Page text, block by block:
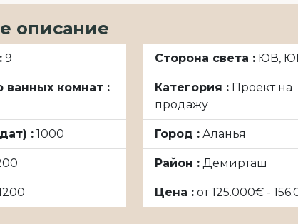
описание
9
ванных комнат :
: 1000
Сторона света : ЮВ,
Категория : Проект на
продажу
Город : Аланья
Район : Демирташ
Цена : от 125.000€ -